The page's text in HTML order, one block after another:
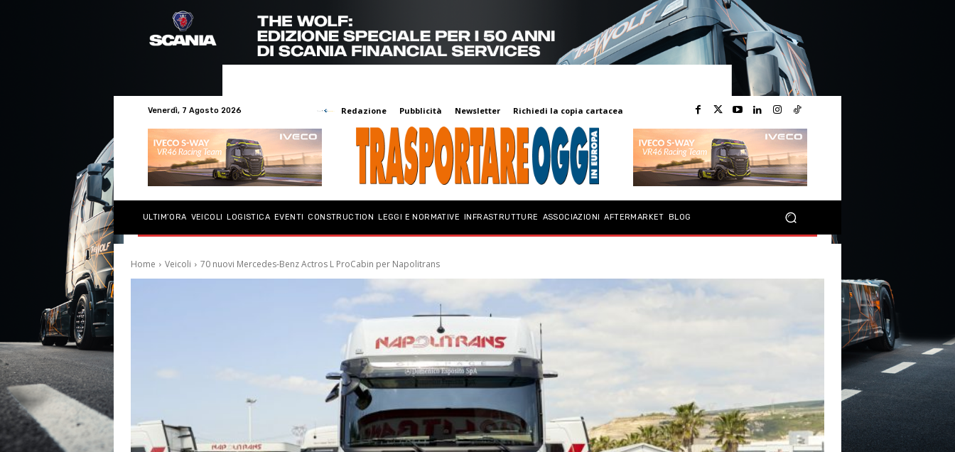
Venerdì, 7 Agosto 2026 Redazione Pubblicità Newsletter Richiedi la copia cartacea
ULTIM’ORA VEICOLI LOGISTICA EVENTI CONSTRUCTION LEGGI E NORMATIVE INFRASTRUTTURE ASSOCIAZIONI AFTERMARKET BLOG
Home Veicoli 70 nuovi Mercedes-Benz Actros L ProCabin per Napolitrans